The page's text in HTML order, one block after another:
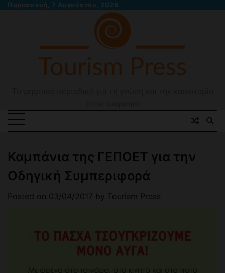
SkipΠαρασκευή, 7 Αυγούστου, 2026
Καμπάνια της ΓΕΠΟΕΤ για την
Οδηγική Συμπεριφορά
Posted on 03/04/2017 by Tourism Press